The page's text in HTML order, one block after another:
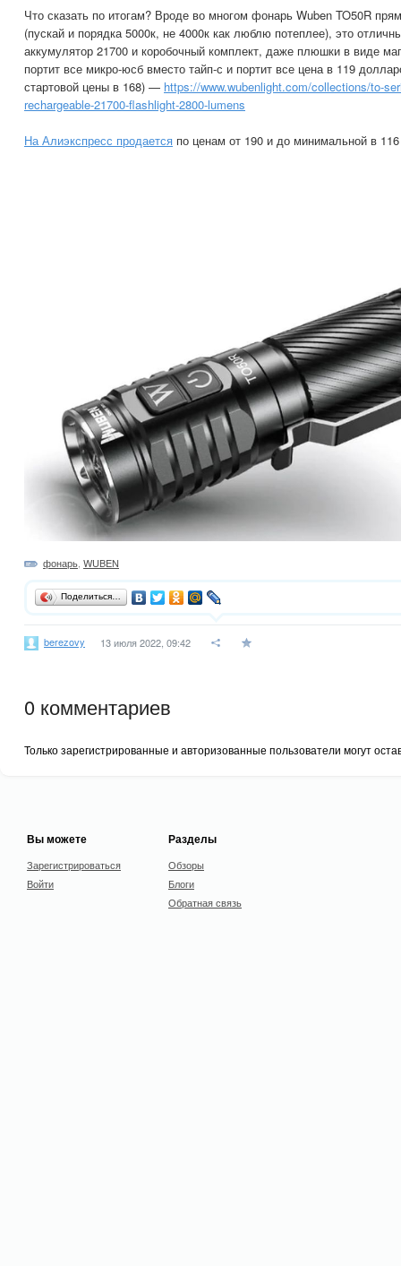
Что сказать по итогам? Вроде во многом фонарь Wuben TO50R
(пускай и порядка 5000к, не 4000к как люблю потеплее), это
аккумулятор 21700 и коробочный комплект, даже плюшки в виде
портит все микро-юсб вместо тайп-с и портит все цена в 119
стартовой цены в 168) — https://www.wubenlight.com/collections/to-
rechargeable-21700-flashlight-2800-lumens
На Алиэкспресс продается по ценам от 190 и до минимальной в
фонарь WUBEN
Поделиться…
berezovy 13 июля 2022, 09:42
0 комментариев
Только зарегистрированные и авторизованные пользователи могут
Вы можете
Зарегистрироваться
Войти
Разделы
Обзоры
Блоги
Обратная связь